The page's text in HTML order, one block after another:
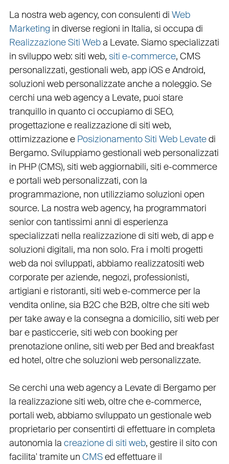
La nostra web agency, con consulenti di Web
Marketing in diverse regioni in Italia, si occupa di
Realizzazione Siti Weba Levate. Siamo specializzati
in sviluppo web: siti web, siti e-commerce, CMS
personalizzati, gestionali web, app iOS e Android,
soluzioni web personalizzateanche a noleggio. Se
cerchi una web agency a Levate, puoi stare
tranquillo in quanto ci occupiamo di SEO,
progettazione e realizzazione di siti web,
ottimizzazionee Posizionamento Siti Web Levatedi
Bergamo. Sviluppiamogestionali web personalizzati
in PHP(CMS), siti web aggiornabili, siti e-commerce
e portali web personalizzati, con la
programmazione, non utilizziamo soluzioni open
source. La nostra web agency, ha programmatori
senior con tantissimi anni di esperienza
specializzati nella realizzazione di siti web, di app e
soluzioni digitali, ma non solo. Fra i molti progetti
web da noi sviluppati, abbiamo realizzatositi web
corporateperaziende, negozi, professionisti,
artigiani e ristoranti, siti web e-commerceper la
vendita online, sia B2C che B2B, oltre chesiti web
per take awaye la consegna a domicilio, siti web per
bare pasticcerie, siti web con booking per
prenotazione online, siti web per Bed and breakfast
ed hotel, oltre chesoluzioni web personalizzate.
Se cerchi una web agency a Levatedi Bergamo per
la realizzazione siti web, oltre chee-commerce,
portali web, abbiamo sviluppato un gestionale web
proprietario per consentirti di effettuare in completa
autonomia la creazione di siti web, gestire il sito con
facilita' tramite un CMSed effettuare il